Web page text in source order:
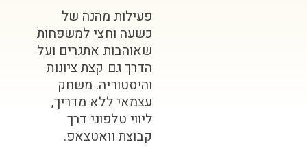
פעילות מהנה של
כשעה וחצי למשפחות
שאוהבות אתגרים ועל
הדרך גם קצת ציונות
והיסטוריה. משחק
עצמאי ללא מדריך,
ליווי טלפוני דרך
קבוצת וואטצאפ.